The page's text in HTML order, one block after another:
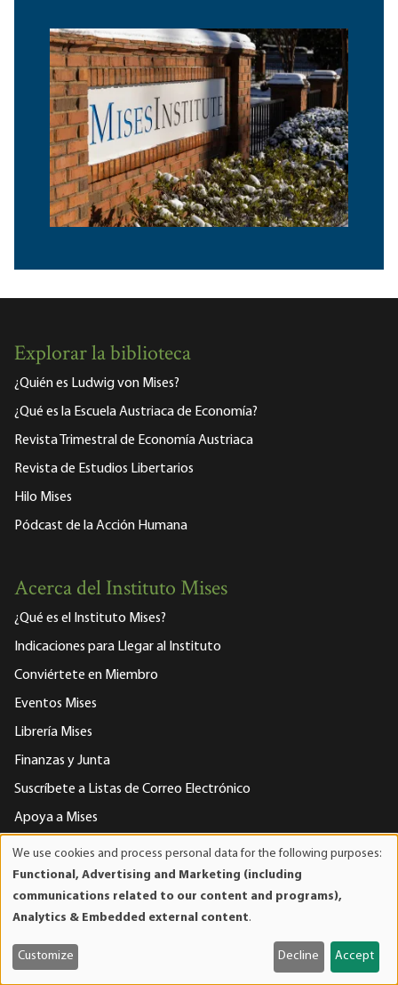
Explorar la biblioteca
¿Quién es Ludwig von Mises?
¿Qué es la Escuela Austriaca de Economía?
Revista Trimestral de Economía Austriaca
Revista de Estudios Libertarios
Hilo Mises
Pódcast de la Acción Humana
Acerca del Instituto Mises
¿Qué es el Instituto Mises?
Indicaciones para Llegar al Instituto
Conviértete en Miembro
Eventos Mises
Librería Mises
Finanzas y Junta
Suscríbete a Listas de Correo Electrónico
Apoya a Mises
Declaración de Privacidad
Contáctenos
Personal de la facultad
Contáctenos
and
cookies
We use cookies and process personal data for the following purposes:
Functional, Advertising and Marketing (including
communications related to our content and programs),
Analytics & Embedded external content.
Customize Decline Accept